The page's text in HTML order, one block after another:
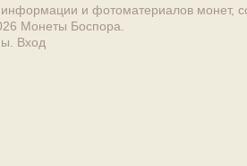
и фотоматериалов монет,
Монеты Боспора
Вход